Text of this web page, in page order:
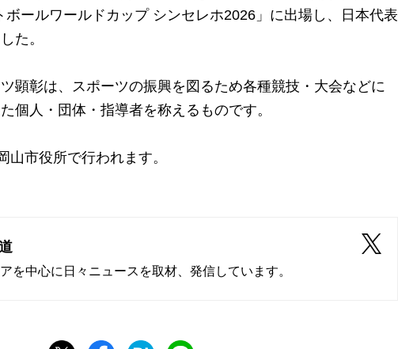
ボールワールドカップ シンセレホ2026」に出場し、日本代表
た。
顕彰は、スポーツの振興を図るため各種競技・大会などに
個人・団体・指導者を称えるものです。
市役所で行われます。
を中心に日々ニュースを取材、発信しています。